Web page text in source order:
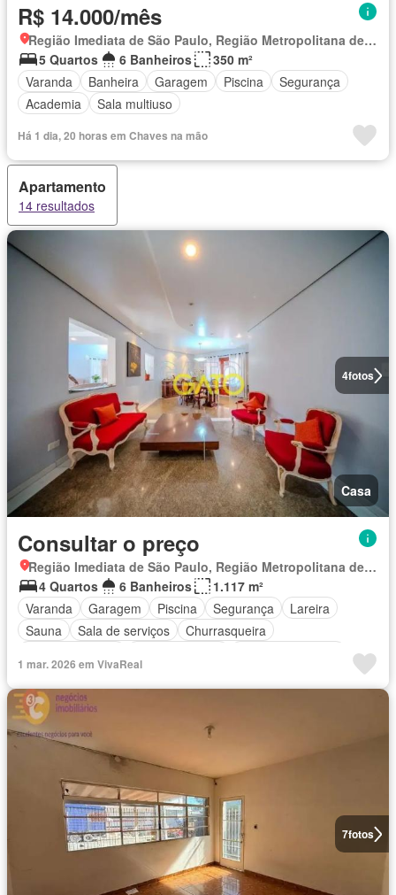
R$ 14.000/mês
Região Imediata de São Paulo, Região Metropolitana de São Paulo
5 Quartos
6 Banheiros
350 m²
Varanda
Banheira Garagem Piscina
Segurança
Academia
Sala multiuso
Há 1 dia, 20 horas em Chaves na mão
Apartamento
14 resultados
4fotos
Casa
Consultar o preço
Região Imediata de São Paulo, Região Metropolitana de São Paulo
4 Quartos
6 Banheiros
1.117 m²
Varanda
Garagem Piscina Segurança
Lareira
Sauna
Sala de serviços
Churrasqueira
Sala de jogos
1 mar. 2026 em VivaReal
7fotos